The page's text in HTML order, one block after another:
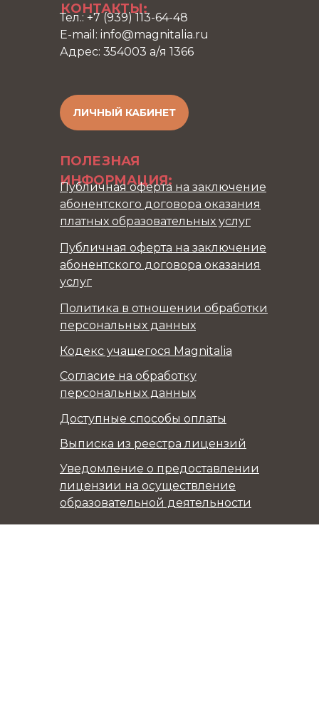
ЛИЧНЫЙ КАБИНЕТ
КОНТАКТЫ:
ПОЛЕЗНАЯ
ИНФОРМАЦИЯ:
Кодекс учащегося Magnitalia
Уведомление о предоставлении
лицензии на осуществление
образовательной деятельности
Выписка из реестра лицензий
Доступные способы оплаты
Согласие на обработку
персональных данных
Политика в отношении обработки
персональных данных
Публичная оферта на заключение
абонентского договора оказания
услуг
Публичная оферта на заключение
абонентского договора оказания
платных образовательных услуг
Тел.: +7 (939) 113-64-48
E-mail: info@magnitalia.ru
Адрес: 354003 а/я 1366